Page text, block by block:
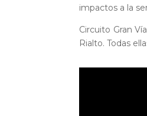
impactos a la
Circuito Gran
Rialto. Todas